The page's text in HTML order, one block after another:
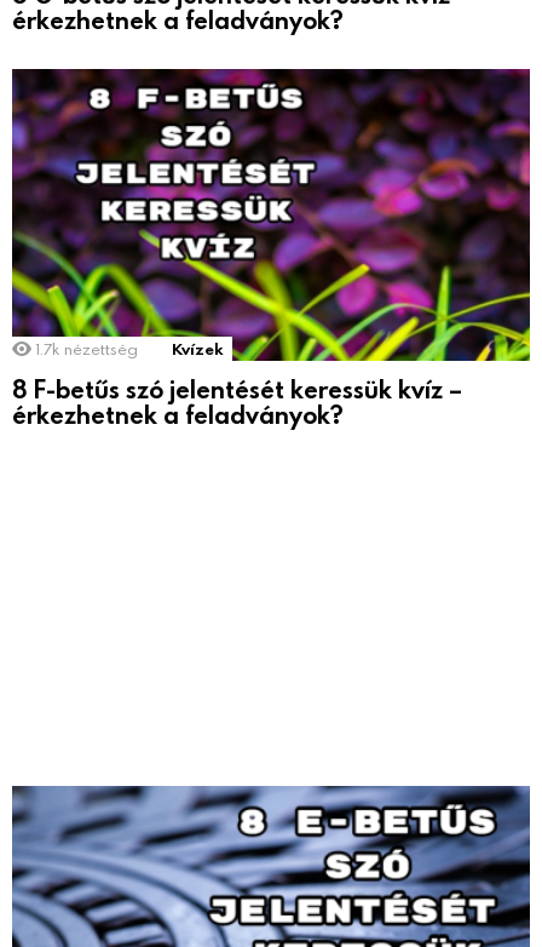
érkezhetnek a feladványok?
1.7k nézettség Kvízek
8 F-betűs szó jelentését keressük kvíz –
érkezhetnek a feladványok?